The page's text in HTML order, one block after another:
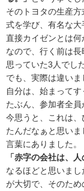
そのトヨタの生産
式を学び、有名な
直接カイゼンとは何
なので、行く前は
思っていた3人でした
でも、実際は違いま
自分は、始まって
たぶん、参加者全員
今思うと、これは
たんだなぁと思い
言葉にありました。
「赤字の会社は、
なるほどと思いま
が大切で、そのた